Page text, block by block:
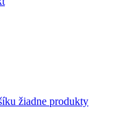
žiadne produkty